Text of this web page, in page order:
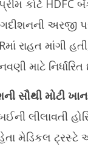
NOW
કોર્ટે HDFC બેંકના
સુનાવણી ન કરી, આ કેસ
કોર્ટે
અરજી
રાહત માંગી
માટે
સૌથી મોટી
લીલાવતી
મેડિકલ ટ્રસ્ટે